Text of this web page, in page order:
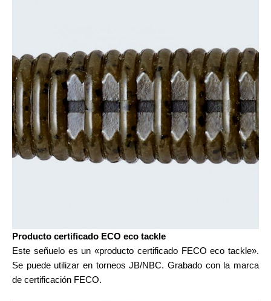
Producto certificado ECO eco tackle
Este señuelo es un «producto certificado FECO eco tackle».
Se puede utilizar en torneos JB/NBC. Grabado con la marca
de certificación FECO.